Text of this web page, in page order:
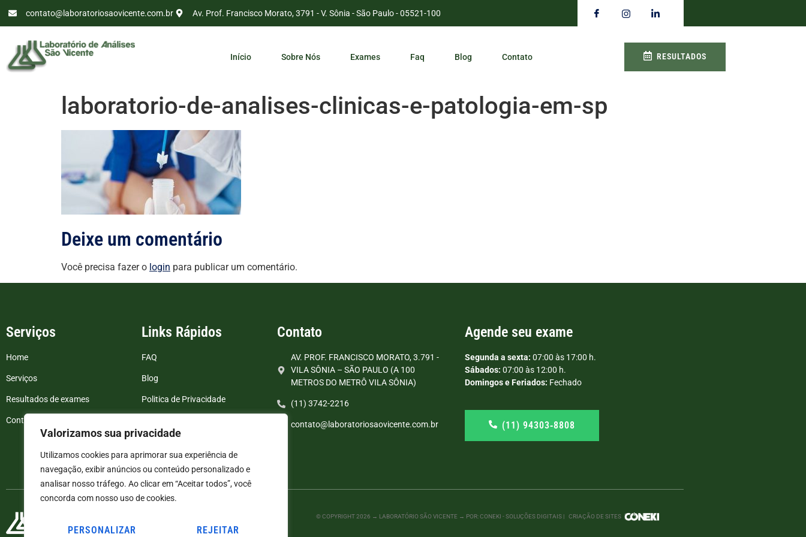
Valorizamos sua privacidade
Utilizamos cookies para aprimorar sua experiência de
navegação, exibir anúncios ou conteúdo personalizado e
analisar nosso tráfego. Ao clicar em “Aceitar todos”, você
concorda com nosso uso de cookies.
PERSONALIZAR REJEITAR
contato@laboratoriosaovicente.com.br Av. Prof. Francisco Morato, 3791 - V. Sônia - São Paulo - 05521-100
Início Sobre Nós Exames Faq Blog Contato RESULTADOS
laboratorio-de-analises-clinicas-e-patologia-em-sp
Deixe um comentário
Você precisa fazer o login para publicar um comentário.
Serviços
Home
Serviços
Resultados de exames
Contato
Links Rápidos
FAQ
Blog
Politica de Privacidade
Contato
AV. PROF. FRANCISCO MORATO, 3.791 -
VILA SÔNIA – SÃO PAULO (A 100
METROS DO METRÔ VILA SÔNIA)
(11) 3742-2216
contato@laboratoriosaovicente.com.br
Agende seu exame
Segunda a sexta: 07:00 às 17:00 h.
Sábados: 07:00 às 12:00 h.
Domingos e Feriados: Fechado
(11) 94303‑8808
© COPYRIGHT2026 → LABORATÓRIO SÃO VICENTE → POR: CONEKI - SOLUÇÕES DIGITAIS | CRIAÇÃO DE SITES